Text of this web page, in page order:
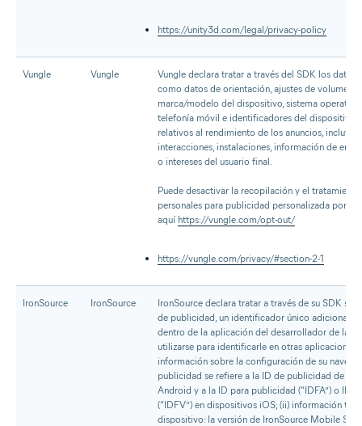
https://unity3d.com/legal/privacy-policy
Vungle Vungle
Vungle declara tratar a través del SDK los datos
como datos de orientación, ajustes de volumen,
marca/modelo del dispositivo, sistema
telefonía móvil e identificadores del dispositivo,
relativos al rendimiento de los anuncios,
interacciones, instalaciones, información de
o intereses del usuario final.
Puede desactivar la recopilación y el
personales para publicidad personalizada por
aquí https://vungle.com/opt-out/
https://vungle.com/privacy/#section-2-1
IronSource IronSource
IronSource declara tratar a través de su SDK
de publicidad, un identificador único adicional
dentro de la aplicación del desarrollador de la
utilizarse para identificarle en otras aplicaciones,
información sobre la configuración de su
publicidad se refiere a la ID de publicidad de
Android y a la ID para publicidad (“IDFA”) o ID
(“IDFV”) en dispositivos iOS; (ii) información
dispositivo: la versión de IronSource Mobile